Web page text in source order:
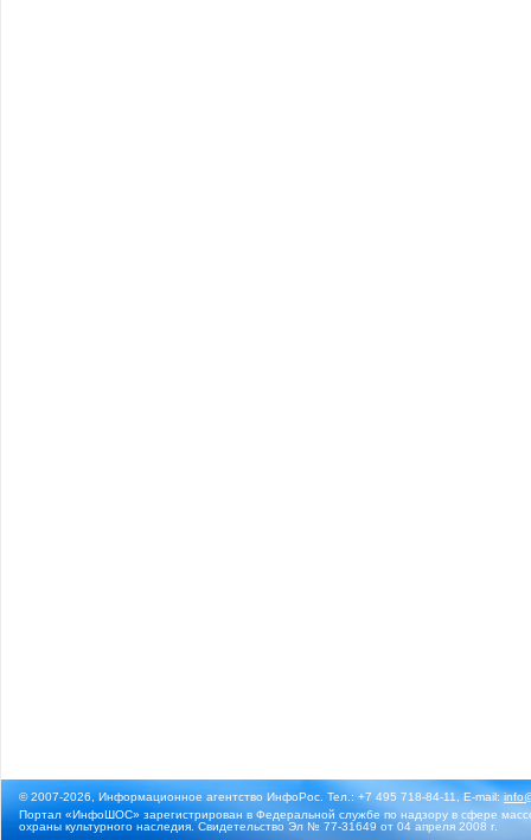
© 2007-2026, Информационное агентство ИнфоРос. Тел.: +7 495 718-84-11, E-mail:
Портал «ИнфоШОС» зарегистрирован в Федеральной службе по надзору в сфере
охраны культурного наследия. Свидетельство Эл № 77-31649 от 04 апреля 2008 г.